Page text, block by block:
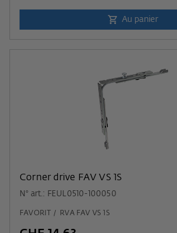
Au panier
Corner drive FAV VS 1S
N° art.: FEUL0510-100050
FAVORIT / RVA FAV VS 1S